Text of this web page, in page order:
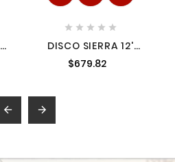
    
DISCO SIERRA 12'
PARA MADERA, 80
DIENTES CENTRO 1',
$679.82
 